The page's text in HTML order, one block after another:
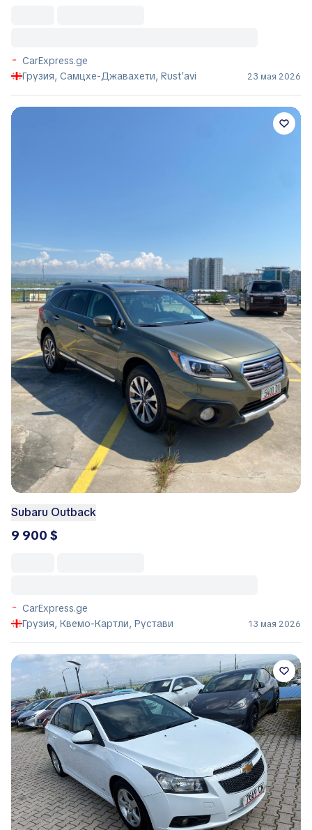
CarExpress.ge
Грузия, Самцхе-Джавахети, Rust’avi
23 мая 2026
Subaru Outback
9 900 $
CarExpress.ge
Грузия, Квемо-Картли, Рустави
13 мая 2026